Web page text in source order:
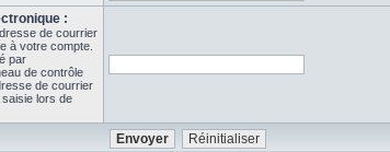
:
de courrier
à votre compte.
par
de contrôle
de courrier
lors de